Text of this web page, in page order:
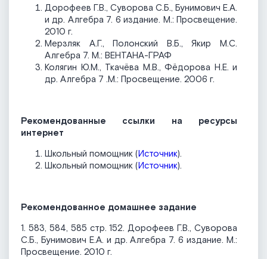
Дорофеев Г.В., Суворова С.Б., Бунимович Е.А.
и др. Алгебра 7. 6 издание. М.: Просвещение.
2010 г.
Мерзляк А.Г., Полонский В.Б., Якир М.С.
Алгебра 7. М.: ВЕНТАНА-ГРАФ
Колягин Ю.М., Ткачёва М.В., Фёдорова Н.Е. и
др. Алгебра 7 .М.: Просвещение. 2006 г.
Рекомендованные ссылки на ресурсы
интернет
Школьный помощник (Источник).
Школьный помощник (Источник).
Рекомендованное домашнее задание
1. 583, 584, 585 стр. 152. Дорофеев Г.В., Суворова
С.Б., Бунимович Е.А. и др. Алгебра 7. 6 издание. М.:
Просвещение. 2010 г.